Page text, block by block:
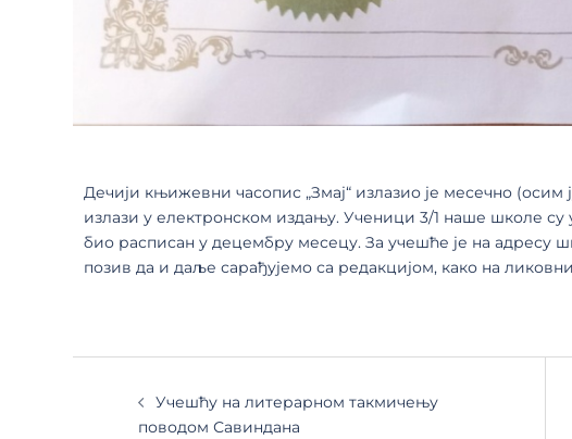
Дечији књижевни часопис „Змај“ излазио је месечно (осим
излази у електронском издању. Ученици 3/1 наше школе су
био расписан у децембру месецу. За учешће је на адресу
позив да и даље сарађујемо са редакцијом, како на
Учешћу на литерарном такмичењу
поводом Савиндана